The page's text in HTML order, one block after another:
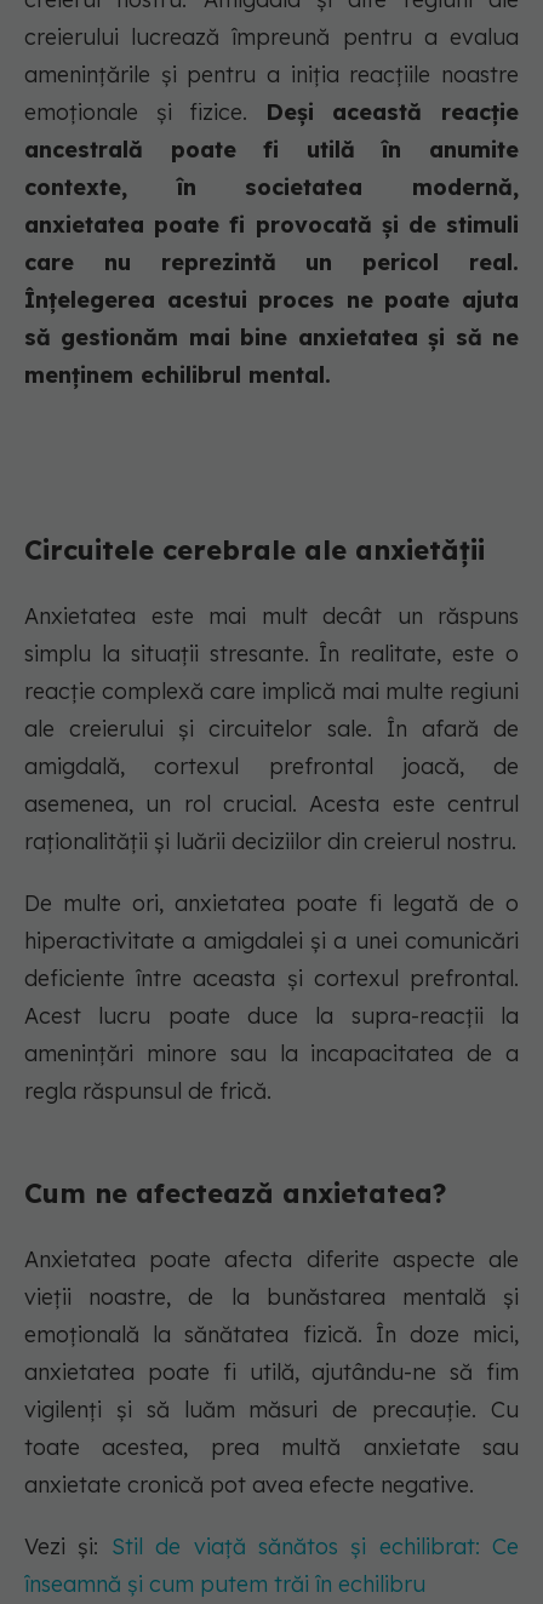
creierului lucrează împreună pentru a evalua
amenințările și pentru a iniția reacțiile noastre
emoționale și fizice. Deși această reacție
ancestrală poate fi utilă în anumite
contexte, în societatea modernă,
anxietatea poate fi provocată și de stimuli
care nu reprezintă un pericol real.
Înțelegerea acestui proces ne poate ajuta
să gestionăm mai bine anxietatea și să ne
menținem echilibrul mental.
Circuitele cerebrale ale anxietății
Anxietatea este mai mult decât un răspuns
simplu la situații stresante. În realitate, este o
reacție complexă care implică mai multe regiuni
ale creierului și circuitelor sale. În afară de
amigdală, cortexul prefrontal joacă, de
asemenea, un rol crucial. Acesta este centrul
raționalității și luării deciziilor din creierul nostru.
De multe ori, anxietatea poate fi legată de o
hiperactivitate a amigdalei și a unei comunicări
deficiente între aceasta și cortexul prefrontal.
Acest lucru poate duce la supra-reacții la
amenințări minore sau la incapacitatea de a
regla răspunsul de frică.
Cum ne afectează anxietatea?
Anxietatea poate afecta diferite aspecte ale
vieții noastre, de la bunăstarea mentală și
emoțională la sănătatea fizică. În doze mici,
anxietatea poate fi utilă, ajutându-ne să fim
vigilenți și să luăm măsuri de precauție. Cu
toate acestea, prea multă anxietate sau
anxietate cronică pot avea efecte negative.
Vezi și: Stil de viață sănătos și echilibrat: Ce
înseamnă și cum putem trăi în echilibru